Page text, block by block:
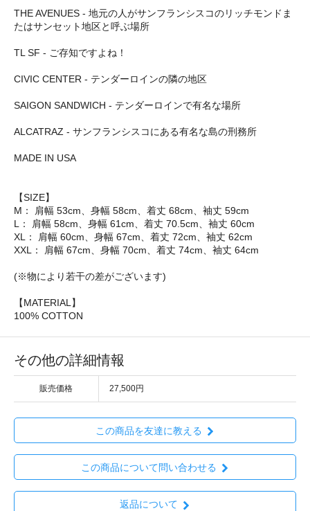
THE AVENUES - 地元の人がサンフランシスコのリッチモンドま
たはサンセット地区と呼ぶ場所
TL SF - ご存知ですよね！
CIVIC CENTER - テンダーロインの隣の地区
SAIGON SANDWICH - テンダーロインで有名な場所
ALCATRAZ - サンフランシスコにある有名な島の刑務所
MADE IN USA
【SIZE】
M： 肩幅 53cm、身幅 58cm、着丈 68cm、袖丈 59cm
L： 肩幅 58cm、身幅 61cm、着丈 70.5cm、袖丈 60cm
XL： 肩幅 60cm、身幅 67cm、着丈 72cm、袖丈 62cm
XXL： 肩幅 67cm、身幅 70cm、着丈 74cm、袖丈 64cm
(※物により若干の差がございます)
【MATERIAL】
100% COTTON
その他の詳細情報
販売価格 27,500円
この商品を友達に教える
この商品について問い合わせる
返品について